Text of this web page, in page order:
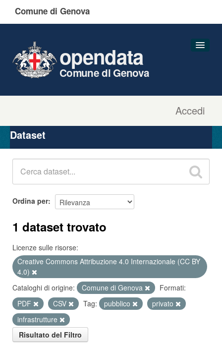
Comune di Genova
Accedi
opendata
Comune di Genova
Organizzazioni
Gruppi
Dataset
Ordina per
1 dataset trovato
Licenze sulle risorse:
Creative Commons Attribuzione 4.0 Internazionale (CC BY
4.0)
Cataloghi di origine:
Comune di Genova
Formati:
PDF
CSV Tag: pubblico
privato
infrastrutture
Risultato del Filtro